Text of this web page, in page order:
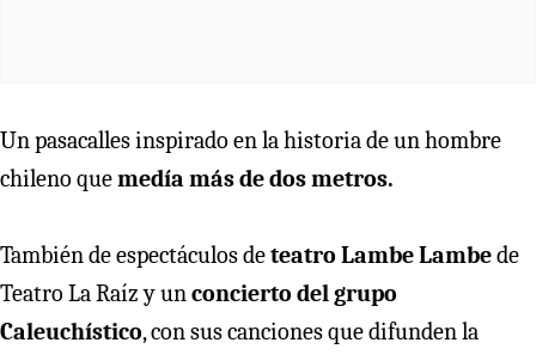
Un pasacalles inspirado en la historia de un hombre
chileno quemedía más de dos metros.
También de espectáculos deteatro Lambe Lambede
Teatro La Raíz y unconcierto del grupo
Caleuchístico, con sus canciones que difunden la